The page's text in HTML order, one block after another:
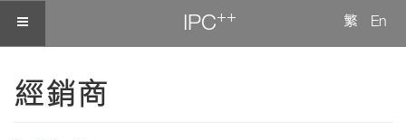
IPC++ 繁 En
經銷商